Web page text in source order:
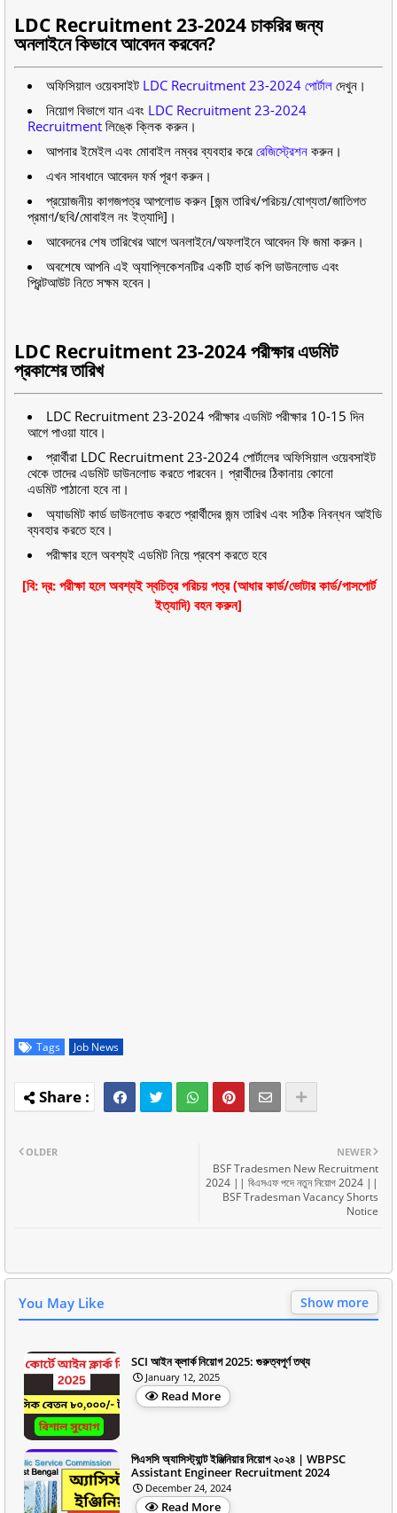
LDC Recruitment 23-2024 চাকরির জন্য
অনলাইনে কিভাবে আবেদন করবেন?
অফিসিয়াল ওয়েবসাইট LDC Recruitment 23-2024 পোর্টাল দেখুন।
নিয়োগ বিভাগে যান এবং LDC Recruitment 23-2024
Recruitment লিঙ্কে ক্লিক করুন।
আপনার ইমেইল এবং মোবাইল নম্বর ব্যবহার করে রেজিস্ট্রেশন করুন।
এখন সাবধানে আবেদন ফর্ম পূরণ করুন।
প্রয়োজনীয় কাগজপত্র আপলোড করুন [জন্ম তারিখ/পরিচয়/যোগ্যতা/জাতিগত
প্রমাণ/ছবি/মোবাইল নং ইত্যাদি]।
আবেদনের শেষ তারিখের আগে অনলাইনে/অফলাইনে আবেদন ফি জমা করুন।
অবশেষে আপনি এই অ্যাপ্লিকেশনটির একটি হার্ড কপি ডাউনলোড এবং
প্রিন্টআউট নিতে সক্ষম হবেন।
LDC Recruitment 23-2024 পরীক্ষার এডমিট
প্রকাশের তারিখ
LDC Recruitment 23-2024 পরীক্ষার এডমিট পরীক্ষার 10-15 দিন
আগে পাওয়া যাবে।
প্রার্থীরা LDC Recruitment 23-2024 পোর্টালের অফিসিয়াল ওয়েবসাইট
থেকে তাদের এডমিট ডাউনলোড করতে পারবেন। প্রার্থীদের ঠিকানায় কোনো
এডমিট পাঠানো হবে না।
অ্যাডমিট কার্ড ডাউনলোড করতে প্রার্থীদের জন্ম তারিখ এবং সঠিক নিবন্ধন আইডি
ব্যবহার করতে হবে।
পরীক্ষার হলে অবশ্যই এডমিট নিয়ে প্রবেশ করতে হবে
[বি: দ্র: পরীক্ষা হলে অবশ্যই স্বচিত্র পরিচয় পত্র (আধার কার্ড/ভোটার কার্ড/পাসপোর্ট
ইত্যাদি) বহন করুন]
Tags Job News
NEWER
BSF Tradesmen New Recruitment
2024 || বিএসএফ পদে নতুন নিয়োগ 2024 ||
BSF Tradesman Vacancy Shorts
Notice
OLDER
You May Like Show more
SCI আইন ক্লার্ক নিয়োগ 2025: গুরুত্বপূর্ণ তথ্য
January 12, 2025
Read More
পিএসসি অ্যাসিস্ট্যান্ট ইঞ্জিনিয়ার নিয়োগ ২০২৪ | WBPSC
Assistant Engineer Recruitment 2024
December 24, 2024
Read More